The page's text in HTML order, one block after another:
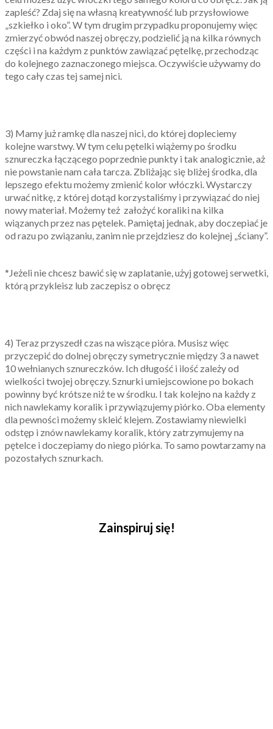
zapleść? Zdaj się na własną kreatywność lub przysłowiowe
„szkiełko i oko”. W tym drugim przypadku proponujemy więc
zmierzyć obwód naszej obręczy, podzielić ją na kilka równych
części i na każdym z punktów zawiązać pętelkę, przechodząc
do kolejnego zaznaczonego miejsca. Oczywiście używamy do
tego cały czas tej samej nici.
3) Mamy już ramkę dla naszej nici, do której dopleciemy
kolejne warstwy. W tym celu pętelki wiążemy po środku
sznureczka łączącego poprzednie punkty i tak analogicznie, aż
nie powstanie nam cała tarcza. Zbliżając się bliżej środka, dla
lepszego efektu możemy zmienić kolor włóczki. Wystarczy
urwać nitkę, z której dotąd korzystaliśmy i przywiązać do niej
nowy materiał. Możemy też założyć koraliki na kilka
wiązanych przez nas pętelek. Pamiętaj jednak, aby doczepiać je
od razu po związaniu, zanim nie przejdziesz do kolejnej „ściany”.
*Jeżeli nie chcesz bawić się w zaplatanie, użyj gotowej serwetki,
którą przykleisz lub zaczepisz o obręcz
4) Teraz przyszedł czas na wiszące pióra. Musisz więc
przyczepić do dolnej obręczy symetrycznie między 3 a nawet
10 wełnianych sznureczków. Ich długość i ilość zależy od
wielkości twojej obręczy. Sznurki umiejscowione po bokach
powinny być krótsze niż te w środku. I tak kolejno na każdy z
nich nawlekamy koralik i przywiązujemy piórko. Oba elementy
dla pewności możemy skleić klejem. Zostawiamy niewielki
odstęp i znów nawlekamy koralik, który zatrzymujemy na
pętelce i doczepiamy do niego piórka. To samo powtarzamy na
pozostałych sznurkach.
Zainspiruj się!